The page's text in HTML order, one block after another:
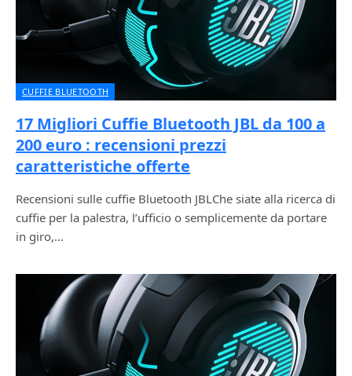
CUFFIE BLUETOOTH
17 Migliori Cuffie Bluetooth JBL da 100 a
200 euro : recensioni prezzi
caratteristiche offerte
Recensioni sulle cuffie Bluetooth JBLChe siate alla ricerca di
cuffie per la palestra, l’ufficio o semplicemente da portare
in giro,…